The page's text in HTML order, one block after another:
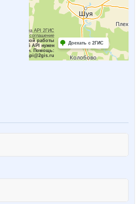
Работает на API 2ГИС
Лицензионное соглашение
Для корректной работы
Raster JS API нужен
ключ. Помощь:
api@2gis.ru
Доехать с 2ГИС